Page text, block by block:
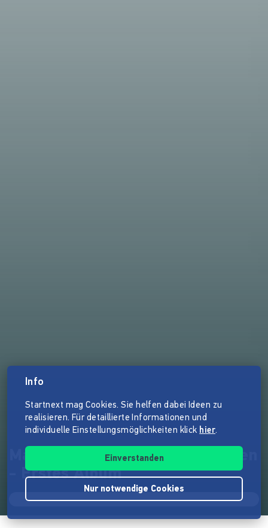
Marten Threepwood & Das Leben
- Erstes Album
Info
Startnext mag Cookies. Sie helfen dabei Ideen zu
realisieren. Für detaillierte Informationen und
individuelle Einstellungsmöglichkeiten klick hier.
Einverstanden
Nur notwendige Cookies